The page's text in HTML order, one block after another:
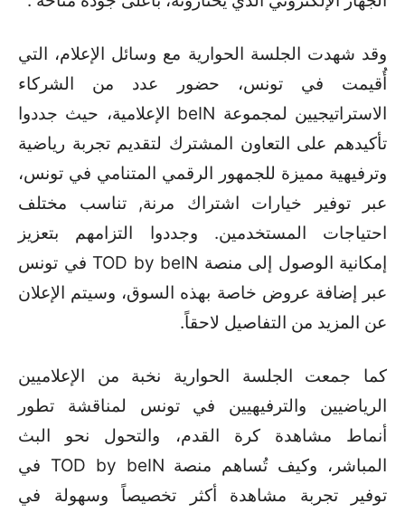
وقد شهدت الجلسة الحوارية مع وسائل الإعلام، التي
أُقيمت في تونس، حضور عدد من الشركاء
الاستراتيجيين لمجموعة beIN الإعلامية، حيث جددوا
تأكيدهم على التعاون المشترك لتقديم تجربة رياضية
وترفيهية مميزة للجمهور الرقمي المتنامي في تونس،
عبر توفير خيارات اشتراك مرنة, تناسب مختلف
احتياجات المستخدمين. وجددوا التزامهم بتعزيز
إمكانية الوصول إلى منصة TOD by beIN في تونس
عبر إضافة عروض خاصة بهذه السوق، وسيتم الإعلان
عن المزيد من التفاصيل لاحقاً.
كما جمعت الجلسة الحوارية نخبة من الإعلاميين
الرياضيين والترفيهيين في تونس لمناقشة تطور
أنماط مشاهدة كرة القدم، والتحول نحو البث
المباشر، وكيف تُساهم منصة TOD by beIN في
توفير تجربة مشاهدة أكثر تخصيصاً وسهولة في